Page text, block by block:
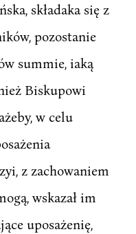
składaka się z
pozostanie
summie, iaką
Biskupowi
w celu
z zachowaniem
wskazał im
uposażenię,